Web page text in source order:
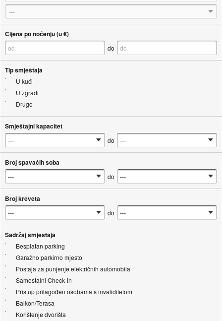
---
Cijena po noćenju (u €)
do
Tip smještaja
U kući
U zgradi
Drugo
Smještajni kapacitet
do
Broj spavaćih soba
do
Broj kreveta
do
Sadržaj smještaja
Besplatan parking
Garažno parkirno mjesto
Postaja za punjenje električnih automobila
Samostalni Check-in
Pristup prilagođen osobama s invaliditetom
Balkon/Terasa
Korištenje dvorišta